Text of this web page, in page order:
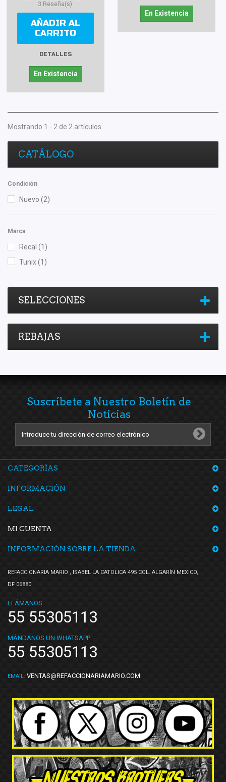
3 Reseña(s)
AÑADIR AL
CARRITO
DETALLES
En Existencia
En Existencia
Mostrando 1 - 2 de 2 artículos
CATÁLOGO
Condición
Nuevo (2)
Marca
Recal (1)
Tunix(1)
SELECCIONES
REBAJAS
Suscríbete a Nuestro Boletín de
Noticias
CATEGORÍAS
INFORMACIÓN
LEGAL
MI CUENTA
INFORMACIÓN SOBRE LA TIENDA
REFACCIONARIA MARIO , ISABEL LA CATOLICA 495 COL. ALGARÍN MEXICO,
DF 06880
LLÁMANOS:
55 55305113
MÁNDANOS UN WHATSAPP:
55 55305113
EMAIL: VENTAS@REFACCIONARIAMARIO.COM